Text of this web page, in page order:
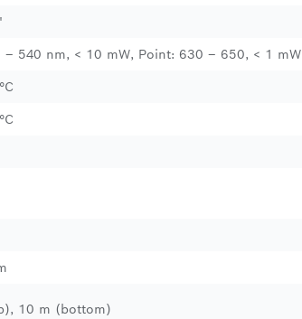
– 540 nm, < 10 mW, Point: 630 – 650, < 1 mW
10 m (bottom)